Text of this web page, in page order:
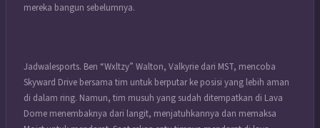
mereka bangun sebelumnya.
Jadwalesports. Ben “Wxltzy” Walton, Valkyrie dari MST, mencoba
Skyward Drive bersama tim untuk berputar ke posisi yang lebih aman
di dalam ring. Namun, tim musuh yang sudah ditempatkan di Lava
Dome menembaknya dari langit, menjatuhkannya dan memaksa